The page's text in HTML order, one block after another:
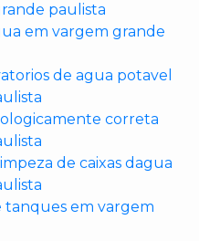
paulista
em vargem grande
de agua potavel
correta
de caixas dagua
tanques em vargem